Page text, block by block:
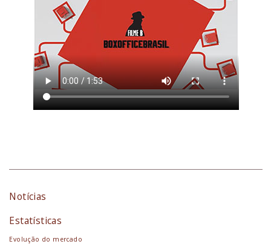
Notícias
Estatísticas
Evolução do mercado